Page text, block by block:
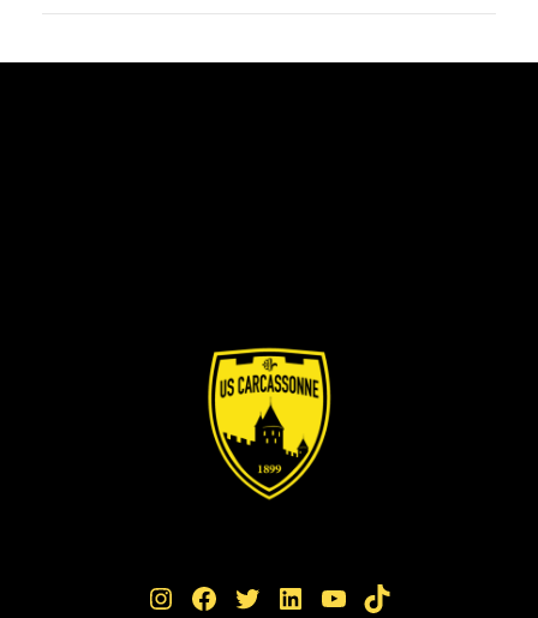
Instagram Facebook Twitter LinkedIn YouTube TikTok